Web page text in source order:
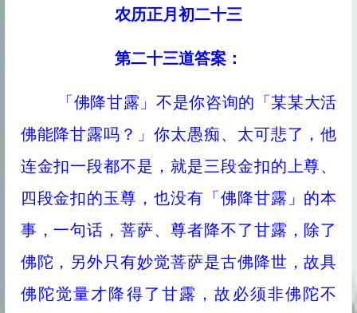
农历正月初二十三
第二十三道答案：
「佛降甘露」不是你咨询的「某某大活
佛能降甘露吗？」你太愚痴、太可悲了，他
连金扣一段都不是，就是三段金扣的上尊、
四段金扣的玉尊，也没有「佛降甘露」的本
事，一句话，菩萨、尊者降不了甘露，除了
佛陀，另外只有妙觉菩萨是古佛降世，故具
佛陀觉量才降得了甘露，故必须非佛陀不